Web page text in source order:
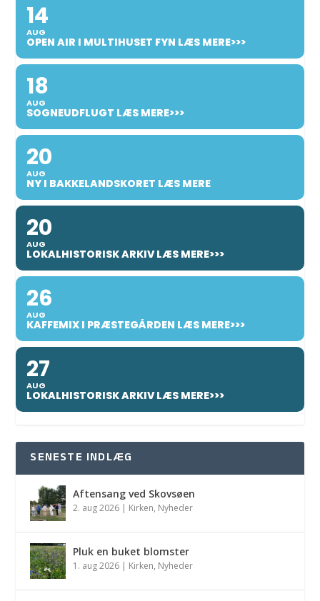
14
AUG
OPEN AIR I MULTIHUSET FYN LÆS MERE>>>
18
AUG
SOGNEUDFLUGT LÆS MERE>>>
20
AUG
NY I BAKKELANDSKORET LÆS MERE
20
AUG
LOKALHISTORISK ARKIV LÆS MERE>>>
26
AUG
KAFFEMIX I PRÆSTEGÅRDEN LÆS MERE>>>
27
AUG
LOKALHISTORISK ARKIV LÆS MERE>>>
SENESTE INDLÆG
Aftensang ved Skovsøen
2. aug 2026 | Kirken, Nyheder
Pluk en buket blomster
1. aug 2026 | Kirken, Nyheder